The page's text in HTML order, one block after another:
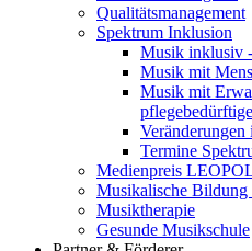
Qualitätsmanagement
Spektrum Inklusion
Musik inklusiv
Musik mit
Musik mit
Veränderungen
Termine
Medienpreis
Musikalische Bildung
Musiktherapie
Gesunde Musikschule